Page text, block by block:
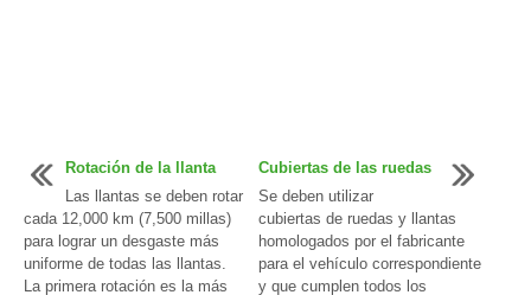
Rotación de la llanta
Las llantas se deben rotar
cada 12,000 km (7,500 millas)
para lograr un desgaste más
uniforme de todas las llantas.
La primera rotación es la más
Cubiertas de las ruedas
Se deben utilizar
cubiertas de ruedas y llantas
homologados por el fabricante
para el vehículo correspondiente
y que cumplen todos los